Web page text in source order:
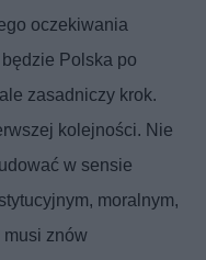
oczekiwania
Polska po
zasadniczy krok.
kolejności. Nie
w sensie
moralnym,
musi znów